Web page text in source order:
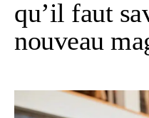
qu’il faut
nouveau